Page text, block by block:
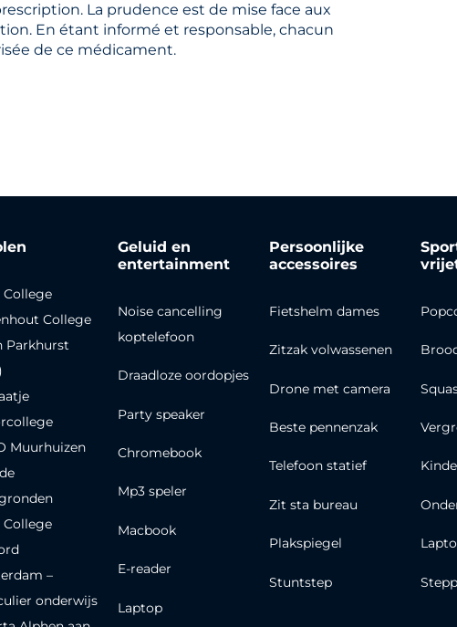
La prudence est de mise face aux
En étant informé et responsable, chacun
de ce médicament.
College
College
Parkhurst
Muurhuizen
College
–
onderwijs
Geluid en
entertainment
Noise cancelling
koptelefoon
Draadloze oordopjes
Party speaker
Chromebook
Mp3 speler
Macbook
E-reader
Laptop
Persoonlijke
accessoires
Fietshelm dames
Zitzak volwassenen
Drone met camera
Beste pennenzak
Telefoon statief
Zit sta bureau
Plakspiegel
Stuntstep